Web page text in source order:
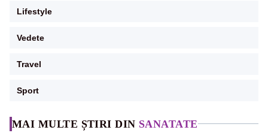
MAI MULTE ȘTIRI DIN SANATATE
Lifestyle
Vedete
Travel
Sport